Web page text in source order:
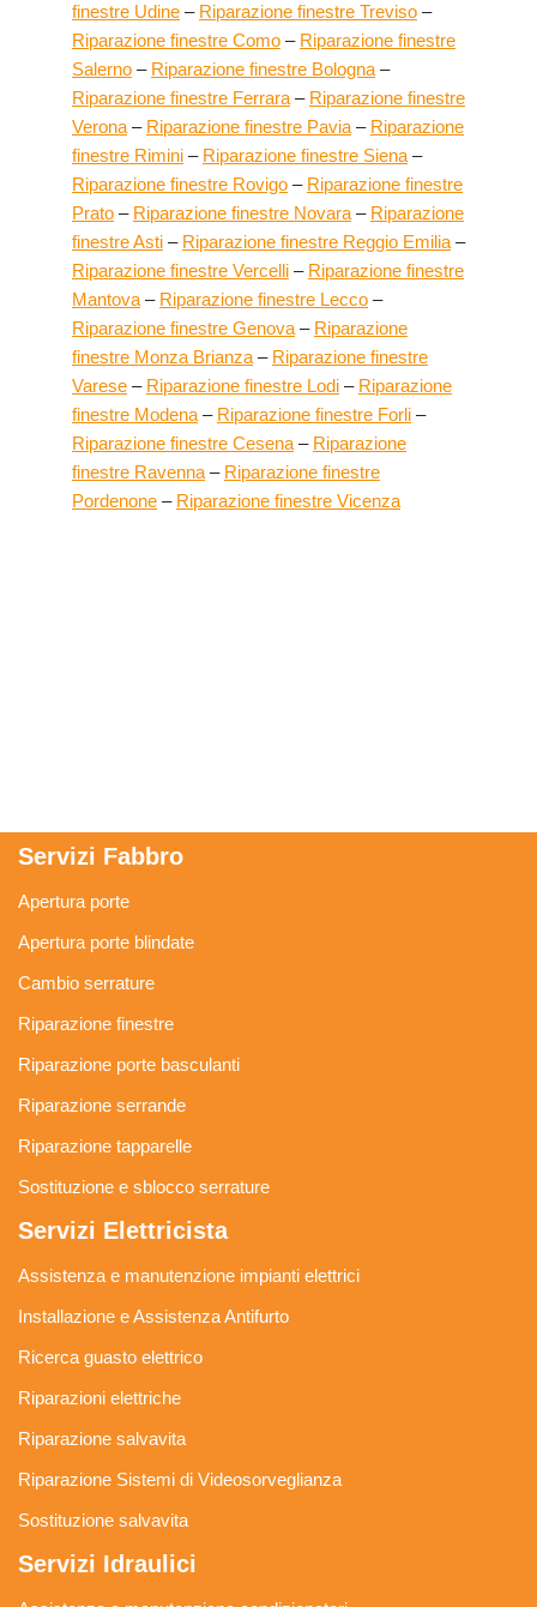
finestre Udine – Riparazione finestre Treviso –
Riparazione finestre Como – Riparazione finestre
Salerno – Riparazione finestre Bologna –
Riparazione finestre Ferrara – Riparazione finestre
Verona – Riparazione finestre Pavia – Riparazione
finestre Rimini – Riparazione finestre Siena –
Riparazione finestre Rovigo – Riparazione finestre
Prato – Riparazione finestre Novara – Riparazione
finestre Asti – Riparazione finestre Reggio Emilia –
Riparazione finestre Vercelli – Riparazione finestre
Mantova – Riparazione finestre Lecco –
Riparazione finestre Genova – Riparazione
finestre Monza Brianza – Riparazione finestre
Varese – Riparazione finestre Lodi – Riparazione
finestre Modena – Riparazione finestre Forli –
Riparazione finestre Cesena – Riparazione
finestre Ravenna – Riparazione finestre
Pordenone – Riparazione finestre Vicenza
Servizi Fabbro
Apertura porte
Apertura porte blindate
Cambio serrature
Riparazione finestre
Riparazione porte basculanti
Riparazione serrande
Riparazione tapparelle
Sostituzione e sblocco serrature
Servizi Elettricista
Assistenza e manutenzione impianti elettrici
Installazione e Assistenza Antifurto
Ricerca guasto elettrico
Riparazioni elettriche
Riparazione salvavita
Riparazione Sistemi di Videosorveglianza
Sostituzione salvavita
Servizi Idraulici